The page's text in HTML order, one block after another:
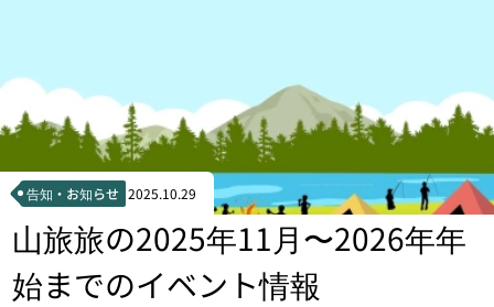
告知・お知らせ 2025.10.29
山旅旅の2025年11月〜2026年年
始までのイベント情報